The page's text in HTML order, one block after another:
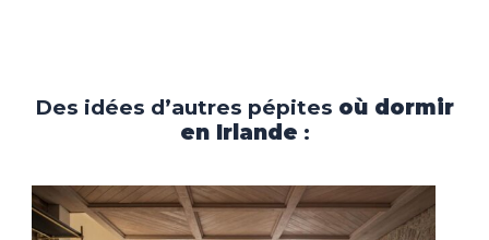
Des idées d’autres pépites où dormir
en Irlande :